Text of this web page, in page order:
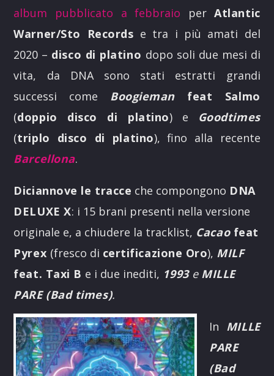
album pubblicato a febbraio perAtlantic
Warner/Sto Records e tra i più amati del
2020 – disco di platino dopo soli due mesi di
vita, da DNA sono stati estratti grandi
successi come Boogiemanfeat Salmo
(doppio disco di platino) e Goodtimes
(triplo disco di platino), fino alla recente
Barcellona.
Diciannove le tracce che compongono DNA
DELUXE X: i 15 brani presenti nella versione
originale e, a chiudere la tracklist, Cacaofeat
Pyrex (fresco di certificazione Oro), MILF
feat. Taxi B e i due inediti, 1993 e MILLE
PARE (Bad times).
In MILLE
PARE
(Bad